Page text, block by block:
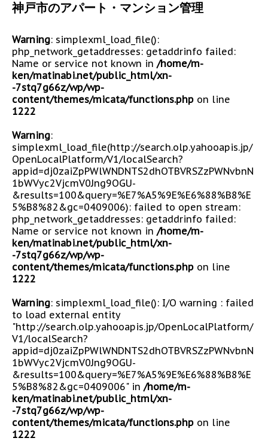
神戸市のアパート・マンション管理
Warning: simplexml_load_file():
php_network_getaddresses: getaddrinfo failed:
Name or service not known in /home/m-
ken/matinabi.net/public_html/xn-
-7stq7g66z/wp/wp-
content/themes/micata/functions.php on line
1222
Warning:
simplexml_load_file(http://search.olp.yahooapis.jp/
OpenLocalPlatform/V1/localSearch?
appid=dj0zaiZpPWlWNDNTS2dhOTBVRSZzPWNvbnN
1bWVyc2VjcmV0Jng9OGU-
&results=100&query=%E7%A5%9E%E6%88%B8%E
5%B8%82&gc=0409006): failed to open stream:
php_network_getaddresses: getaddrinfo failed:
Name or service not known in /home/m-
ken/matinabi.net/public_html/xn-
-7stq7g66z/wp/wp-
content/themes/micata/functions.php on line
1222
Warning: simplexml_load_file(): I/O warning : failed
to load external entity
"http://search.olp.yahooapis.jp/OpenLocalPlatform/
V1/localSearch?
appid=dj0zaiZpPWlWNDNTS2dhOTBVRSZzPWNvbnN
1bWVyc2VjcmV0Jng9OGU-
&results=100&query=%E7%A5%9E%E6%88%B8%E
5%B8%82&gc=0409006" in /home/m-
ken/matinabi.net/public_html/xn-
-7stq7g66z/wp/wp-
content/themes/micata/functions.php on line
1222